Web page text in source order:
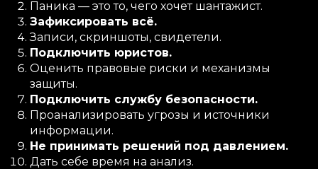
Паника — это то, чего хочет шантажист.
Зафиксировать всё.
Записи, скриншоты, свидетели.
Подключить юристов.
Оценить правовые риски и механизмы
защиты.
Подключить службу безопасности.
Проанализировать угрозы и источники
информации.
Не принимать решений под давлением.
Дать себе время на анализ.